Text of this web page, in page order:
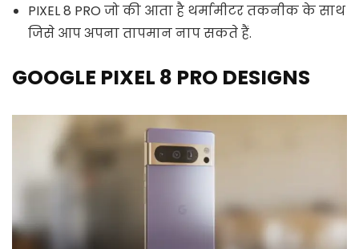
PIXEL 8 PRO जो की आता है थर्मामीटर तकनीक के साथ
जिसे आप अपना तापमान नाप सकते हैं.
GOOGLE PIXEL 8 PRO DESIGNS